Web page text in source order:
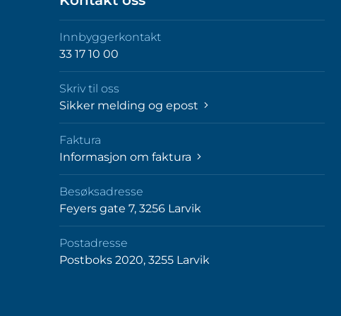
Innbyggerkontakt
33 17 10 00
Skriv til oss
Sikker melding og epost
Faktura
Informasjon om faktura
Besøksadresse
Feyers gate 7, 3256 Larvik
Postadresse
Postboks 2020, 3255 Larvik